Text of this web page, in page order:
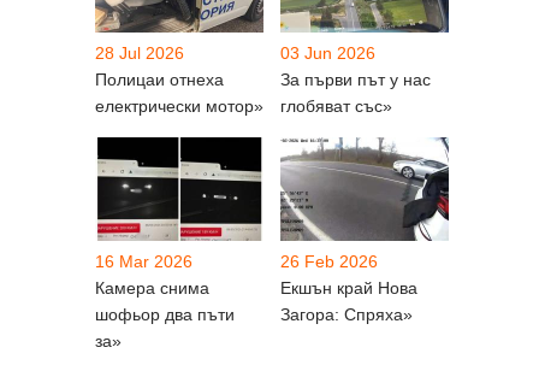
28 Jul 2026
Полицаи отнеха
електрически мотор»
03 Jun 2026
За първи път у нас
глобяват със»
16 Mar 2026
Камера снима
шофьор два пъти
за»
26 Feb 2026
Екшън край Нова
Загора: Спряха»